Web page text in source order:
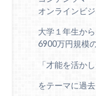
オンラインビ
大学１年生か
6900万円規模
「才能を活か
をテーマに過